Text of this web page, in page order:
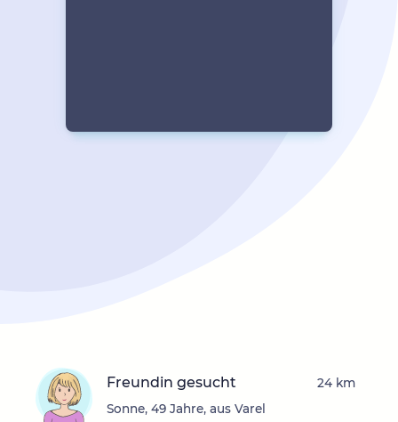
Freundin gesucht
Sonne, 49 Jahre, aus Varel
24 km